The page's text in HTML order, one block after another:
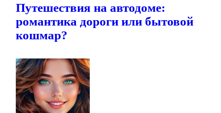
Путешествия на автодоме:
романтика дороги или бытовой
кошмар?